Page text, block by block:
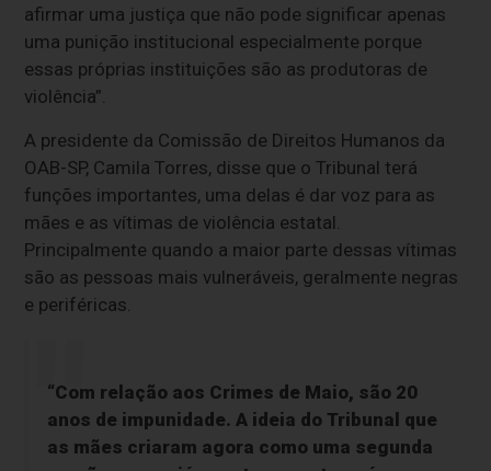
afirmar uma justiça que não pode significar apenas
uma punição institucional especialmente porque
essas próprias instituições são as produtoras de
violência”.
A presidente da Comissão de Direitos Humanos da
OAB-SP, Camila Torres, disse que o Tribunal terá
funções importantes, uma delas é dar voz para as
mães e as vítimas de violência estatal.
Principalmente quando a maior parte dessas vítimas
são as pessoas mais vulneráveis, geralmente negras
e periféricas.
“Com relação aos Crimes de Maio, são 20
anos de impunidade. A ideia do Tribunal que
as mães criaram agora como uma segunda